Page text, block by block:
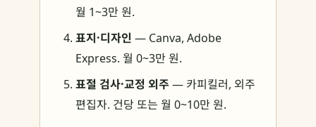
월 1~3만 원.
표지·디자인 — Canva, Adobe
Express. 월 0~3만 원.
표절 검사·교정 외주 — 카피킬러, 외주
편집자. 건당 또는 월 0~10만 원.